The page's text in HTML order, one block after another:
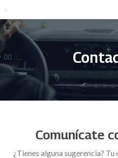
Comunícate
¿Tienes alguna sugerencia?